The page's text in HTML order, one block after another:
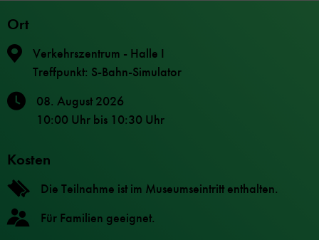
Ort
Verkehrszentrum - Halle I
Treffpunkt: S-Bahn-Simulator
08. August 2026
10:00 Uhr bis 10:30 Uhr
Kosten
Die Teilnahme ist im Museumseintritt enthalten.
Für Familien geeignet.